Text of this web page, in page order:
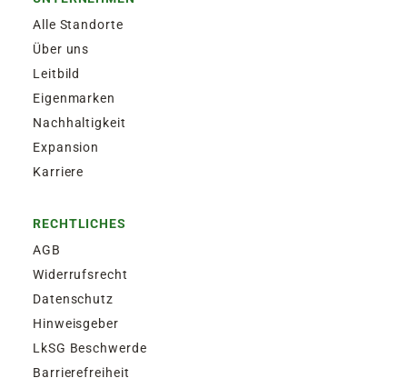
Alle Standorte
Über uns
Leitbild
Eigenmarken
Nachhaltigkeit
Expansion
Karriere
RECHTLICHES
AGB
Widerrufsrecht
Datenschutz
Hinweisgeber
LkSG Beschwerde
Barrierefreiheit